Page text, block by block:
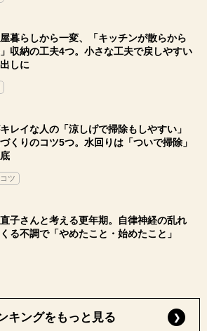
暮らしから一変、「キッチンが散らから
収納の工夫4つ。小さな工夫で戻しやすい
しに
レイな人の「涼しげで掃除もしやすい」
くりのコツ5つ。水回りは「ついで掃除」
ツ
子さんと考える更年期。自律神経の乱れ
る不調で「やめたこと・始めたこと」
キングをもっと見る